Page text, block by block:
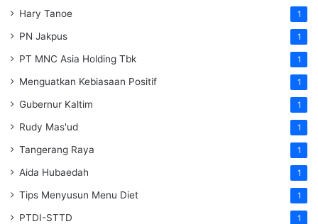
Hary Tanoe 1
PN Jakpus 1
PT MNC Asia Holding Tbk 1
Menguatkan Kebiasaan Positif 1
Gubernur Kaltim 1
Rudy Mas'ud 1
Tangerang Raya 1
Aida Hubaedah 1
Tips Menyusun Menu Diet 1
PTDI-STTD 1